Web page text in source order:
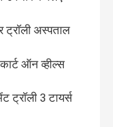
अस्पताल
ऑन व्हील्स
3 टायर्स